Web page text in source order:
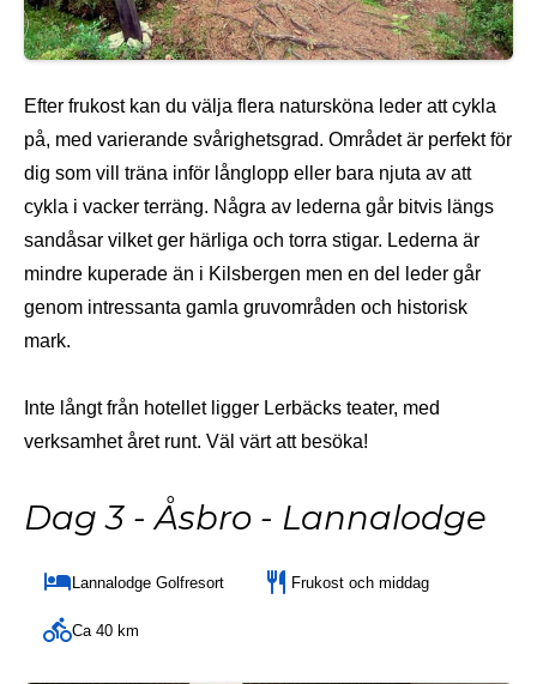
Efter frukost kan du välja flera natursköna leder att cykla
på, med varierande svårighetsgrad. Området är perfekt för
dig som vill träna inför långlopp eller bara njuta av att
cykla i vacker terräng. Några av lederna går bitvis längs
sandåsar vilket ger härliga och torra stigar. Lederna är
mindre kuperade än i Kilsbergen men en del leder går
genom intressanta gamla gruvområden och historisk
mark.
Inte långt från hotellet ligger Lerbäcks teater, med
verksamhet året runt. Väl värt att besöka!
Dag 3 - Åsbro - Lannalodge
Lannalodge Golfresort Frukost och middag
Ca 40 km